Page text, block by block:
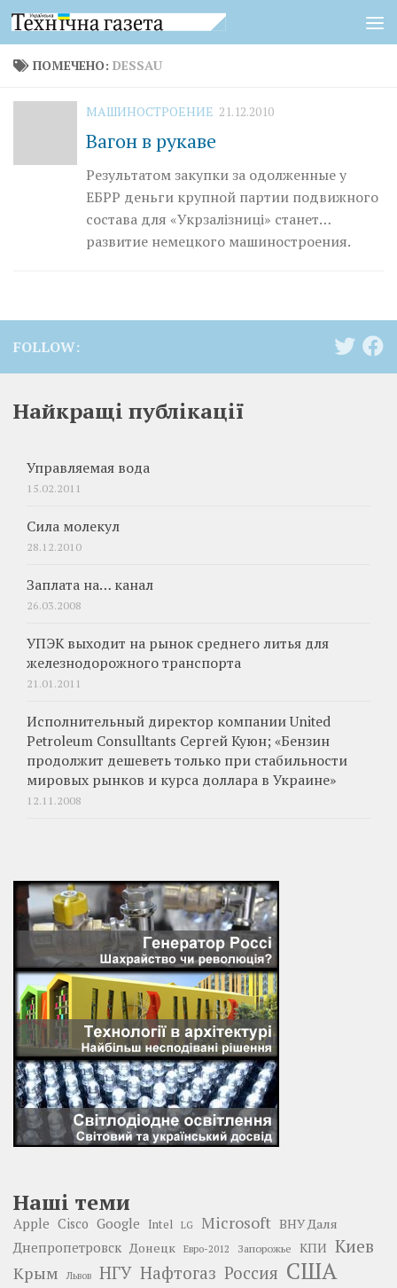
Перейти к содержимому
ПОМЕЧЕНО: DESSAU
МАШИНОСТРОЕНИЕ 21.12.2010
Вагон в рукаве
Результатом закупки за одолженные у
ЕБРР деньги крупной партии подвижного
состава для «Укрзалізниці» станет…
развитие немецкого машиностроения.
FOLLOW:
Найкращі публікації
Управляемая вода
15.02.2011
Сила молекул
28.12.2010
Заплата на… канал
26.03.2008
УПЭК выходит на рынок среднего литья для
железнодорожного транспорта
21.01.2011
Исполнительный директор компании United
Petroleum Consulltants Сергей Куюн; «Бензин
продолжит дешеветь только при стабильности
мировых рынков и курса доллара в Украине»
12.11.2008
Наші теми
Apple Cisco Google Intel LG Microsoft ВНУ Даля
Днепропетровск Донецк Евро-2012 Запорожье КПИ Киев
Крым Львов НГУ Нафтогаз Россия США